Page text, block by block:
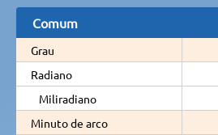
Comum
Grau
Radiano
Miliradiano
Minuto de arco